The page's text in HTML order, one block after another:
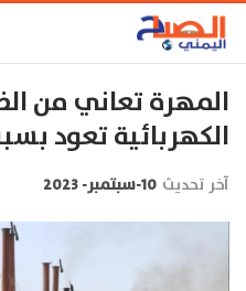
المهرة تعاني من
الكهربائية تعود
آخر تحديث 10-سبتمبر- 2023